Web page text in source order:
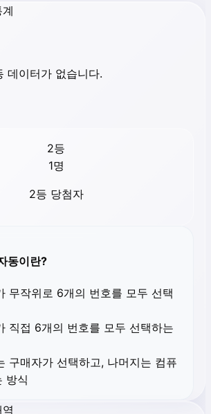
데이터가 없습니다.
2등
1명
2등 당첨자
동이란?
무작위로 6개의 번호를 모두 선택
직접 6개의 번호를 모두 선택하는
구매자가 선택하고, 나머지는 컴퓨
방식